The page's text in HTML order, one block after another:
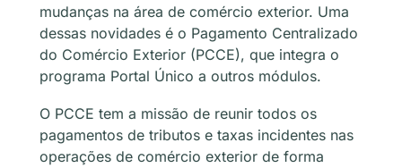
mudanças na área de comércio exterior. Uma
dessas novidades é o Pagamento Centralizado
do Comércio Exterior (PCCE), que integra o
programa Portal Único a outros módulos.
O PCCE tem a missão de reunir todos os
pagamentos de tributos e taxas incidentes nas
operações de comércio exterior de forma